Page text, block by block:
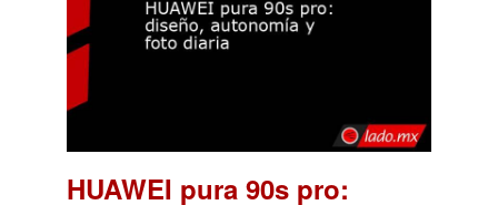
HUAWEI pura 90s pro: